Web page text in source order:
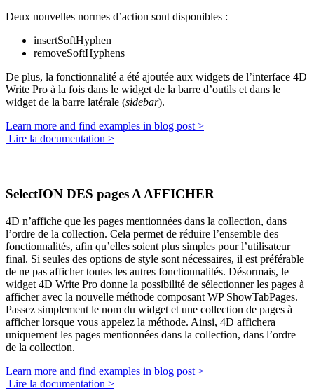
Deux nouvelles normes d’action sont disponibles :
insertSoftHyphen
removeSoftHyphens
De plus, la fonctionnalité a été ajoutée aux widgets de l’interface 4D
Write Pro à la fois dans le widget de la barre d’outils et dans le
widget de la barre latérale (sidebar).
Learn more and find examples in blog post >
Lire la documentation >
SelectION DES pages A AFFICHER
4D n’affiche que les pages mentionnées dans la collection, dans
l’ordre de la collection. Cela permet de réduire l’ensemble des
fonctionnalités, afin qu’elles soient plus simples pour l’utilisateur
final. Si seules des options de style sont nécessaires, il est préférable
de ne pas afficher toutes les autres fonctionnalités. Désormais, le
widget 4D Write Pro donne la possibilité de sélectionner les pages à
afficher avec la nouvelle méthode composant WP ShowTabPages.
Passez simplement le nom du widget et une collection de pages à
afficher lorsque vous appelez la méthode. Ainsi, 4D affichera
uniquement les pages mentionnées dans la collection, dans l’ordre
de la collection.
Learn more and find examples in blog post >
Lire la documentation >